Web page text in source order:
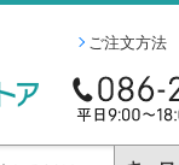
ご注文方法